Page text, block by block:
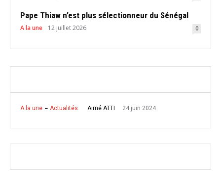
Pape Thiaw n’est plus sélectionneur du Sénégal
A la une 12 juillet 2026 0
A la une Actualités Aimé ATTI 24 juin 2024